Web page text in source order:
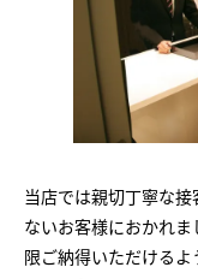
当店では親切丁寧な
ないお客様におかれ
限ご納得いただける